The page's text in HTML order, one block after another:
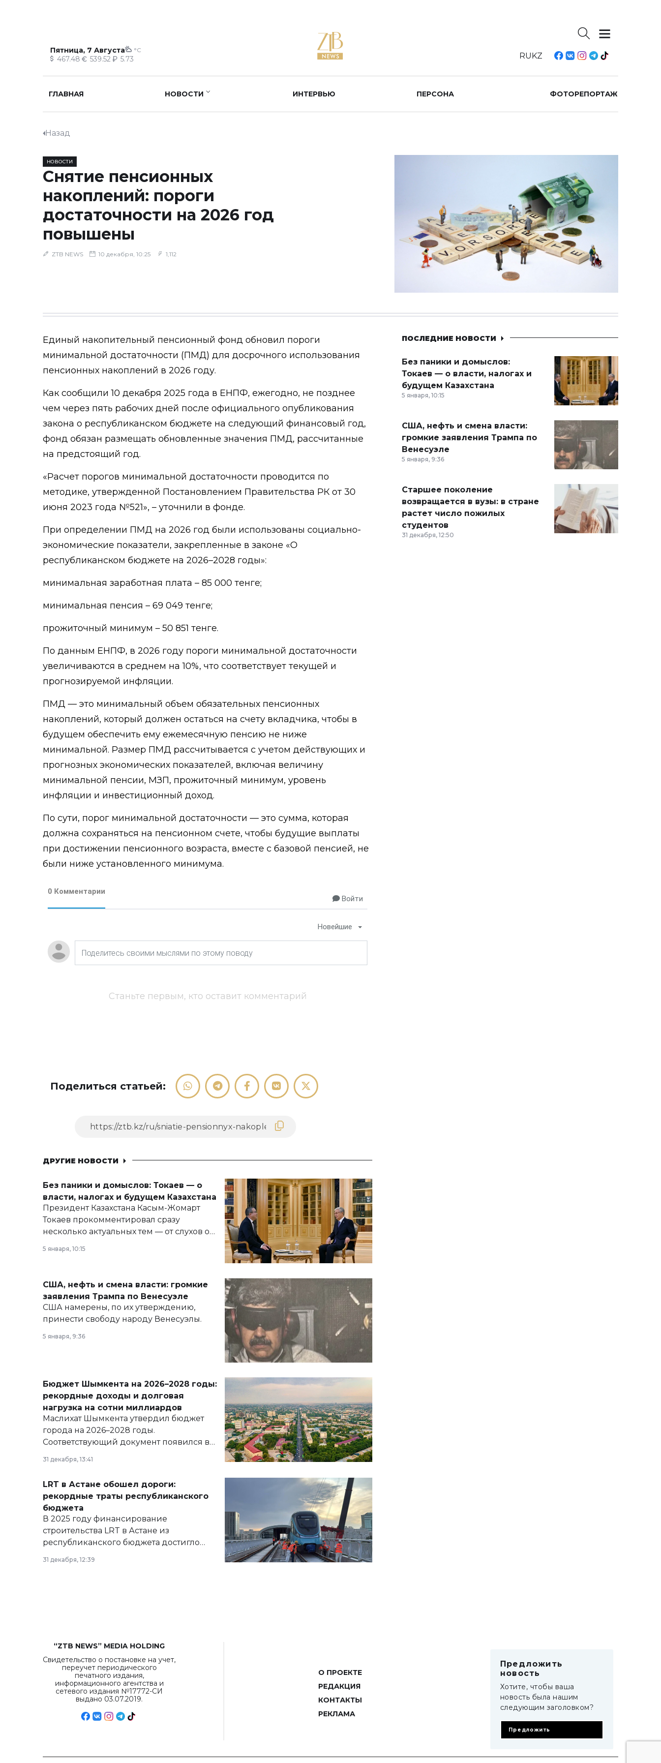
Пятница, 7 Августа °C
467.48 539.52 5.73 RUKZ
ГЛАВНАЯ НОВОСТИ ИНТЕРВЬЮ ПЕРСОНА ФОТОРЕПОРТАЖ
Назад
НОВОСТИ
Снятие пенсионных
накоплений: пороги
достаточности на 2026 год
повышены
ZTB NEWS 10 декабря, 10:25 1,112
Единый накопительный пенсионный фонд обновил пороги
минимальной достаточности (ПМД) для досрочного использования
пенсионных накоплений в 2026 году.
Как сообщили 10 декабря 2025 года в ЕНПФ, ежегодно, не позднее
чем через пять рабочих дней после официального опубликования
закона о республиканском бюджете на следующий финансовый год,
фонд обязан размещать обновленные значения ПМД, рассчитанные
на предстоящий год.
«Расчет порогов минимальной достаточности проводится по
методике, утвержденной Постановлением Правительства РК от 30
июня 2023 года №521», – уточнили в фонде.
При определении ПМД на 2026 год были использованы социально-
экономические показатели, закрепленные в законе «О
республиканском бюджете на 2026–2028 годы»:
минимальная заработная плата – 85 000 тенге;
минимальная пенсия – 69 049 тенге;
прожиточный минимум – 50 851 тенге.
По данным ЕНПФ, в 2026 году пороги минимальной достаточности
увеличиваются в среднем на 10%, что соответствует текущей и
прогнозируемой инфляции.
ПМД — это минимальный объем обязательных пенсионных
накоплений, который должен остаться на счету вкладчика, чтобы в
будущем обеспечить ему ежемесячную пенсию не ниже
минимальной. Размер ПМД рассчитывается с учетом действующих и
прогнозных экономических показателей, включая величину
минимальной пенсии, МЗП, прожиточный минимум, уровень
инфляции и инвестиционный доход.
По сути, порог минимальной достаточности — это сумма, которая
должна сохраняться на пенсионном счете, чтобы будущие выплаты
при достижении пенсионного возраста, вместе с базовой пенсией, не
были ниже установленного минимума.
0 Комментарии
Войти
Новейшие
Станьте первым, кто оставит комментарий
Поделиться статьей:
ДРУГИЕ НОВОСТИ
Без паники и домыслов: Токаев — о
власти, налогах и будущем Казахстана
Президент Казахстана Касым-Жомарт
Токаев прокомментировал сразу
несколько актуальных тем — от слухов о
армии, экономики и личного здоровья.
5 января, 10:15
США, нефть и смена власти: громкие
заявления Трампа по Венесуэле
США намерены, по их утверждению,
принести свободу народу Венесуэлы.
5 января, 9:36
Бюджет Шымкента на 2026–2028 годы:
рекордные доходы и долговая
нагрузка на сотни миллиардов
Маслихат Шымкента утвердил бюджет
города на 2026–2028 годы.
Соответствующий документ появился в
базе нормативных правовых актов и на
сайте маслихат города.
31 декабря, 13:41
LRT в Астане обошел дороги:
рекордные траты республиканского
бюджета
В 2025 году финансирование
строительства LRT в Астане из
республиканского бюджета достигло
рекордных объемов.
31 декабря, 12:39
ПОСЛЕДНИЕ НОВОСТИ
Без паники и домыслов:
Токаев — о власти, налогах и
будущем Казахстана
5 января, 10:15
США, нефть и смена власти:
громкие заявления Трампа по
Венесуэле
5 января, 9:36
Старшее поколение
возвращается в вузы: в стране
растет число пожилых
студентов
31 декабря, 12:50
“ZTB NEWS” MEDIA HOLDING
Свидетельство о постановке на учет,
переучет периодического
печатного издания,
информационного агентства и
сетевого издания №17772-СИ
выдано 03.07.2019.
О ПРОЕКТЕ
РЕДАКЦИЯ
КОНТАКТЫ
РЕКЛАМА
Предложить
новость
Хотите, чтобы ваша
новость была нашим
следующим заголовком?
Предложить